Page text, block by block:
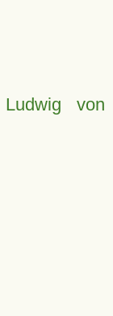
von